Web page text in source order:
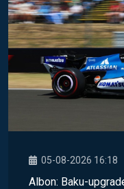
05-08-2026 16:18
Albon: Baku-